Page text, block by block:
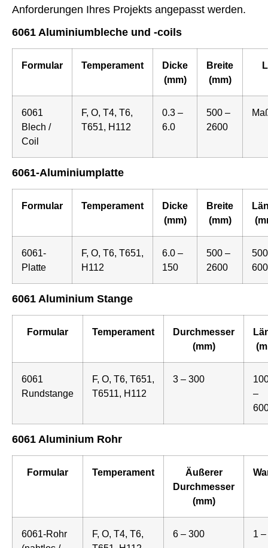
Anforderungen Ihres Projekts angepasst werden.
6061 Aluminiumbleche und -coils
Formular Temperament
Dicke
(mm)
Breite
(mm)
6061
Blech /
Coil
F, O, T4, T6,
T651, H112
0.3 –
6.0
500 –
2600
6061-Aluminiumplatte
Formular Temperament
Dicke
(mm)
Breite
(mm)
6061-
Platte
F, O, T6, T651,
H112
6.0 –
150
500 –
2600
6061 Aluminium Stange
Formular Temperament
Durchmesser
(mm)
6061
Rundstange
F, O, T6, T651,
T6511, H112
3 – 300
–
6061 Aluminium Rohr
Formular Temperament
Äußerer
Durchmesser
(mm)
6061-Rohr
F, O, T4, T6,
6 – 300 1